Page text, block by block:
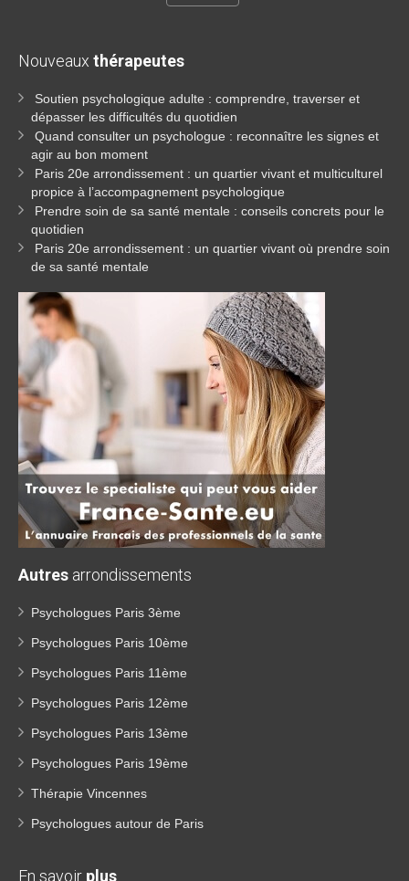
Nouveaux thérapeutes
Soutien psychologique adulte : comprendre, traverser et
dépasser les difficultés du quotidien
Quand consulter un psychologue : reconnaître les signes et
agir au bon moment
Paris 20e arrondissement : un quartier vivant et multiculturel
propice à l’accompagnement psychologique
Prendre soin de sa santé mentale : conseils concrets pour le
quotidien
Paris 20e arrondissement : un quartier vivant où prendre soin
de sa santé mentale
Autres arrondissements
Psychologues Paris 3ème
Psychologues Paris 10ème
Psychologues Paris 11ème
Psychologues Paris 12ème
Psychologues Paris 13ème
Psychologues Paris 19ème
Thérapie Vincennes
Psychologues autour de Paris
En savoir plus